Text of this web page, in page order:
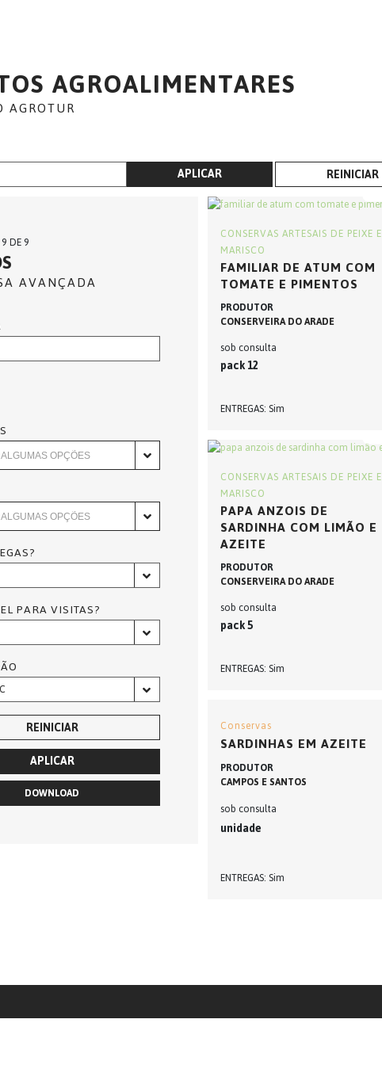
AGROALIMENTARES
AGROTUR
APLICAR
REINICIAR
CONSERVAS ARTESAIS DE PEIXE E
MARISCO
FAMILIAR DE ATUM COM
TOMATE E PIMENTOS
PRODUTOR
CONSERVEIRA DO ARADE
sob consulta
pack 12
ENTREGAS Sim
CONSERVAS ARTESAIS DE PEIXE E
MARISCO
PAPA ANZOIS DE
SARDINHA COM LIMÃO E
AZEITE
PRODUTOR
CONSERVEIRA DO ARADE
sob consulta
pack 5
ENTREGAS Sim
Conservas
SARDINHAS EM AZEITE
PRODUTOR
CAMPOS E SANTOS
sob consulta
unidade
ENTREGAS Sim
DE 9
AVANÇADA
PARA VISITAS?
APLICAR
REINICIAR
DOWNLOAD